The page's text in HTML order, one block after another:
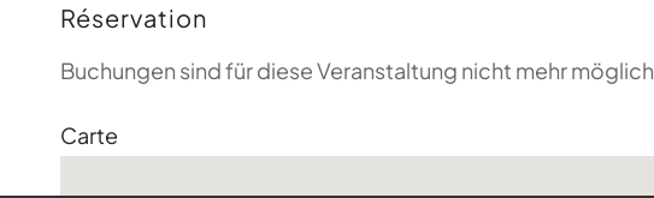
Réservation
Buchungen sind für diese Veranstaltung nicht mehr möglich.
Carte